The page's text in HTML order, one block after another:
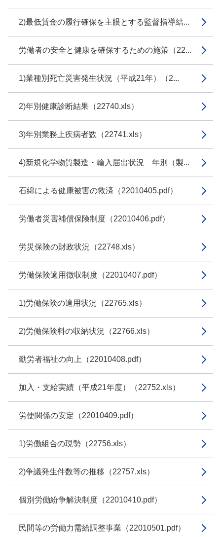
2)最低賃金の履行確保を主眼とする監督指導結...
労働者の安全と健康を確保するための施策（22...
1)業種別死亡災害発生状況（平成21年）（2...
2)年別健康診断結果（22740.xls）
3)年別業務上疾病者数（22741.xls）
4)新規化学物質製造・輸入届出状況 年別（製...
石綿による健康被害の救済（22010405.pdf）
労働者災害補償保険制度（22010406.pdf）
労災保険の財政状況（22748.xls）
労働保険適用徴収制度（22010407.pdf）
1)労働保険の適用状況（22765.xls）
2)労働保険料の収納状況（22766.xls）
勤労者福祉の向上（22010408.pdf）
加入・支給実績（平成21年度）（22752.xls）
労使関係の安定（22010409.pdf）
1)労働組合の現勢（22756.xls）
2)争議発生件数等の推移（22757.xls）
個別労働紛争解決制度（22010410.pdf）
民間等の労働力需給調整事業（22010501.pdf）